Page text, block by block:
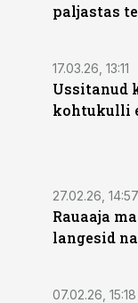
paljastas
17.03.26, 13:11
Ussitanud
kohtukulli
27.02.26, 14:57
Rauaaja
langesid
07.02.26, 15:18